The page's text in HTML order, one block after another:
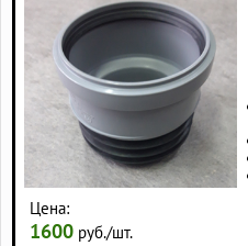
Цена:
1600 руб./шт.